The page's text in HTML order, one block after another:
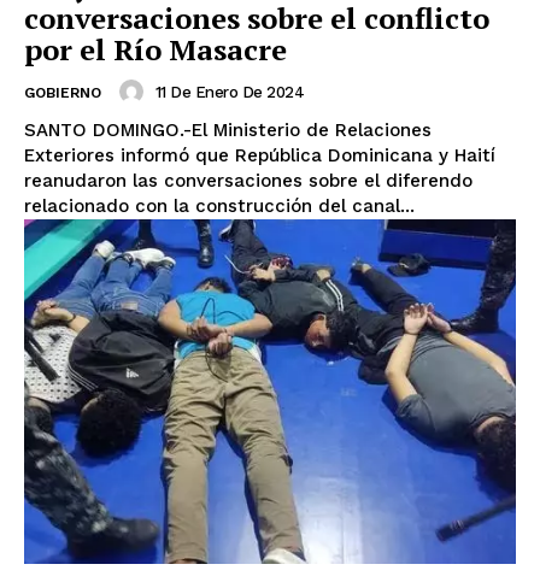
conversaciones sobre el conflicto
por el Río Masacre
GOBIERNO 11 De Enero De 2024
SANTO DOMINGO.-El Ministerio de Relaciones
Exteriores informó que República Dominicana y Haití
reanudaron las conversaciones sobre el diferendo
relacionado con la construcción del canal...